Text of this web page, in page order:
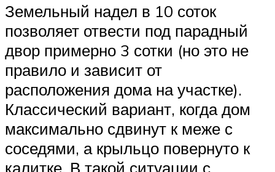
Земельный надел в 10 соток
позволяет отвести под парадный
двор примерно 3 сотки (но это не
правило и зависит от
расположения дома на участке).
Классический вариант, когда дом
максимально сдвинут к меже с
соседями, а крыльцо повернуто к
калитке. В такой ситуации с